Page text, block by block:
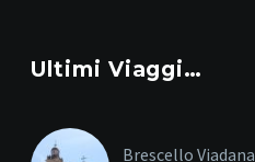
Ultimi Viaggi…
Brescello Viadana